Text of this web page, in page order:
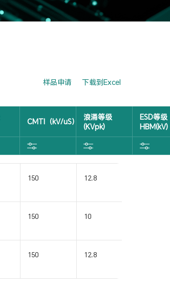
样品申请 下载到Excel
CMTI（kV/uS）
浪涌等级
(KVpk)
ESD等级
HBM(kV)
150 12.8
150 10
150 12.8